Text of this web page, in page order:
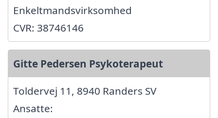
Enkeltmandsvirksomhed
CVR: 38746146
Gitte Pedersen Psykoterapeut
Toldervej 11, 8940 Randers SV
Ansatte: